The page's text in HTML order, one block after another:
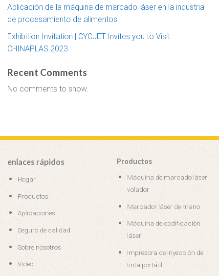
Aplicación de la máquina de marcado láser en la industria
de procesamiento de alimentos
Exhibition Invitation | CYCJET Invites you to Visit
CHINAPLAS 2023
Recent Comments
No comments to show.
enlaces rápidos
Hogar
Productos
Aplicaciones
Seguro de calidad
Sobre nosotros
Video
Productos
Máquina de marcado láser
volador
Marcador láser de mano
Máquina de codificación
láser
Impresora de inyección de
tinta portátil